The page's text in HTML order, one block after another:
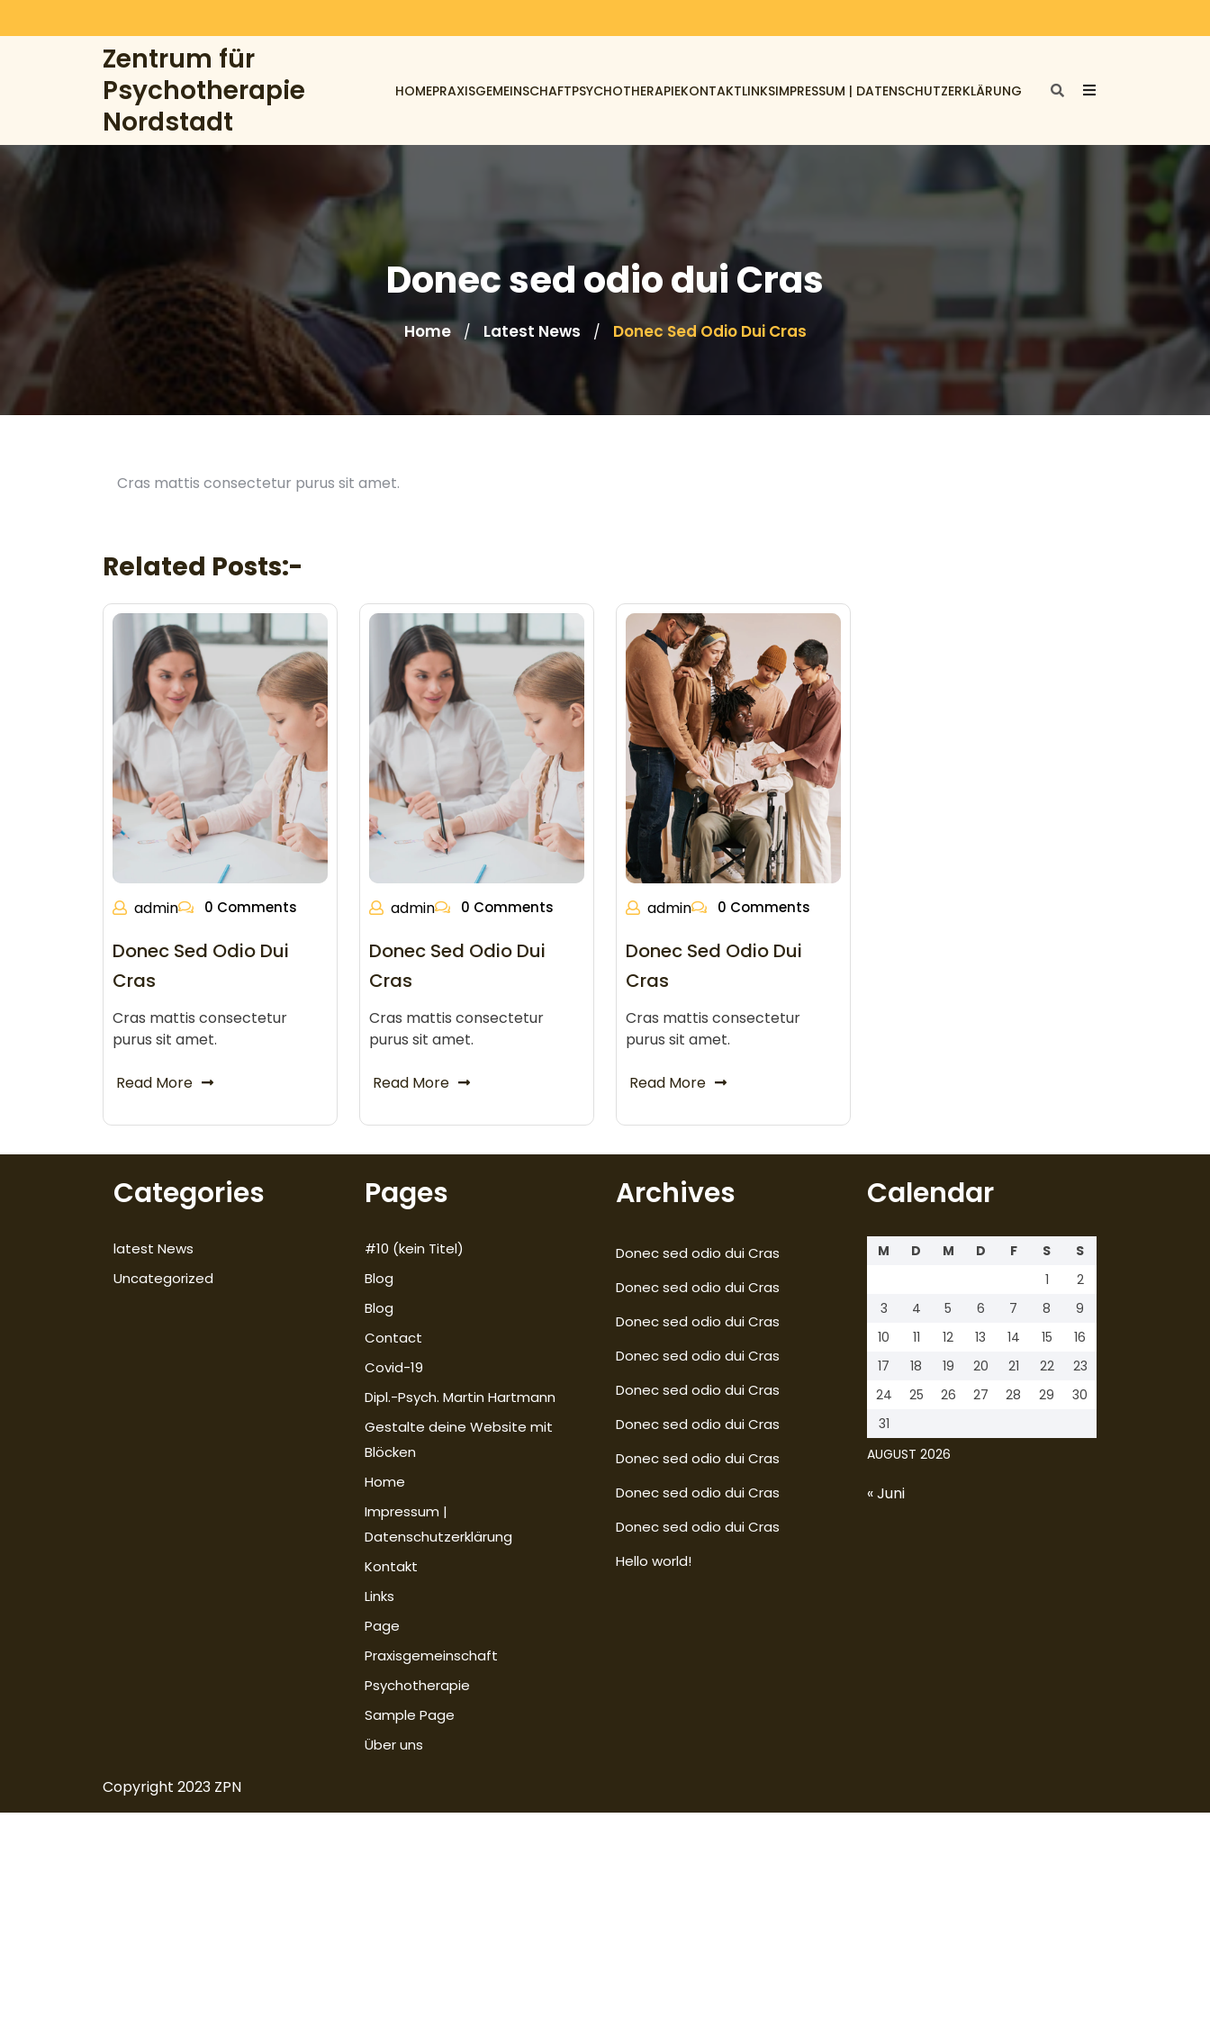
to
Zentrum für
Psychotherapie
Nordstadt
HOMEPRAXISGEMEINSCHAFTPSYCHOTHERAPIEKONTAKTLINKSIMPRESSUM | DATENSCHUTZERKLÄRUNG
Donec sed odio dui Cras
Home / Latest News / Donec Sed Odio Dui Cras
Cras mattis consectetur purus sit amet.
Related Posts:-
admin 0 Comments
Donec Sed Odio Dui
Cras
Cras mattis consectetur
purus sit amet.
Read More
admin 0 Comments
Donec Sed Odio Dui
Cras
Cras mattis consectetur
purus sit amet.
Read More
admin 0 Comments
Donec Sed Odio Dui
Cras
Cras mattis consectetur
purus sit amet.
Read More
Categories
latest News
Uncategorized
Pages
#10 (kein Titel)
Blog
Blog
Contact
Covid-19
Dipl.-Psych. Martin Hartmann
Gestalte deine Website mit
Blöcken
Home
Impressum |
Datenschutzerklärung
Kontakt
Links
Page
Praxisgemeinschaft
Psychotherapie
Sample Page
Über uns
Archives
Donec sed odio dui Cras
Donec sed odio dui Cras
Donec sed odio dui Cras
Donec sed odio dui Cras
Donec sed odio dui Cras
Donec sed odio dui Cras
Donec sed odio dui Cras
Donec sed odio dui Cras
Donec sed odio dui Cras
Hello world!
Calendar
AUGUST 2026
M D M D F S
S
1
2
3
4 5 6 7 8
9
10
11 12 13 14 15
16
17
18 19 20 21 22
23
24
25 26 27 28 29
30
31
« Juni
Copyright 2023 ZPN